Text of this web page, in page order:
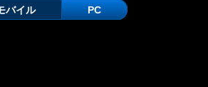
バイル PC